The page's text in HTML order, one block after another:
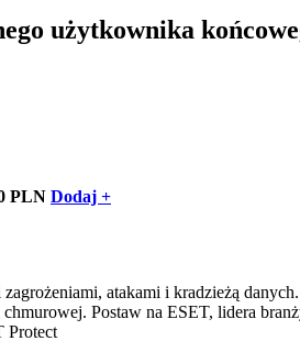
użytkownika
PLN Dodaj +
atakami i kradzieżą
Postaw na ESET, lidera
Protect